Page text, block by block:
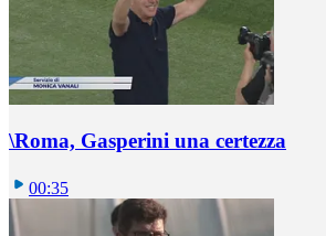
\Roma, Gasperini una certezza
00:35